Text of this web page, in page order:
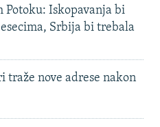
Potoku: Iskopavanja bi
Srbija bi trebala
traže nove adrese nakon